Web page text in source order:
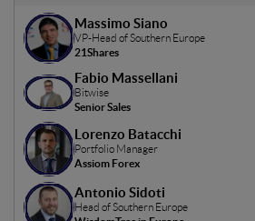
Massimo Siano
VP-Head of Southern Europe
21Shares
Fabio Massellani
Bitwise
Senior Sales
Lorenzo Batacchi
Portfolio Manager
Assiom Forex
Antonio Sidoti
Head of Southern Europe